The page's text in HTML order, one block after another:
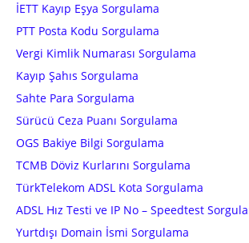
İETT Kayıp Eşya Sorgulama
PTT Posta Kodu Sorgulama
Vergi Kimlik Numarası Sorgulama
Kayıp Şahıs Sorgulama
Sahte Para Sorgulama
Sürücü Ceza Puanı Sorgulama
OGS Bakiye Bilgi Sorgulama
TCMB Döviz Kurlarını Sorgulama
TürkTelekom ADSL Kota Sorgulama
ADSL Hız Testi ve IP No – Speedtest
Yurtdışı Domain İsmi Sorgulama